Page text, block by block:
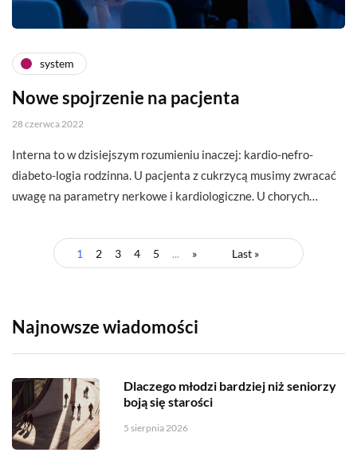
system
Nowe spojrzenie na pacjenta
28 czerwca 2022
Interna to w dzisiejszym rozumieniu inaczej: kardio-nefro-
diabeto-logia rodzinna. U pacjenta z cukrzycą musimy zwracać
uwagę na parametry nerkowe i kardiologiczne. U chorych…
1 2 3 4 5 ... » Last »
Najnowsze wiadomości
Dlaczego młodzi bardziej niż seniorzy
boją się starości
5 sierpnia 2026